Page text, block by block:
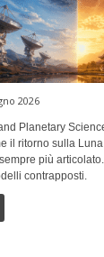
2026
Planetary
il ritorno sulla
più
contrapposti.